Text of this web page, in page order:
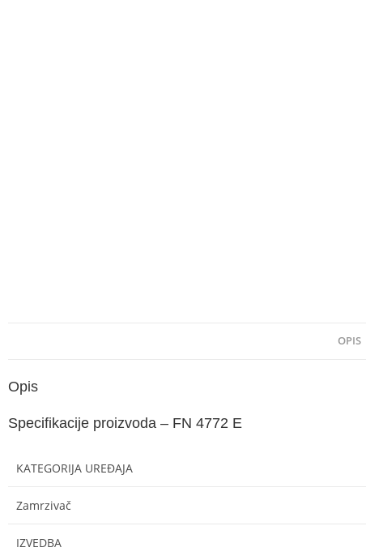
OPIS
Opis
Specifikacije proizvoda – FN 4772 E
KATEGORIJA UREĐAJA
Zamrzivač
IZVEDBA